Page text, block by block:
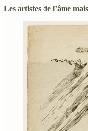
Les artistes de l’âme